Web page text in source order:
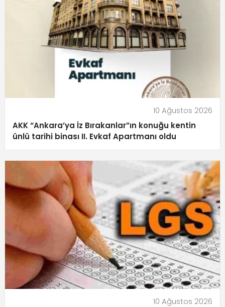
10 Ağustos 2026
AKK “Ankara’ya İz Bırakanlar”ın konuğu kentin
ünlü tarihi binası II. Evkaf Apartmanı oldu
10 Ağustos 2026